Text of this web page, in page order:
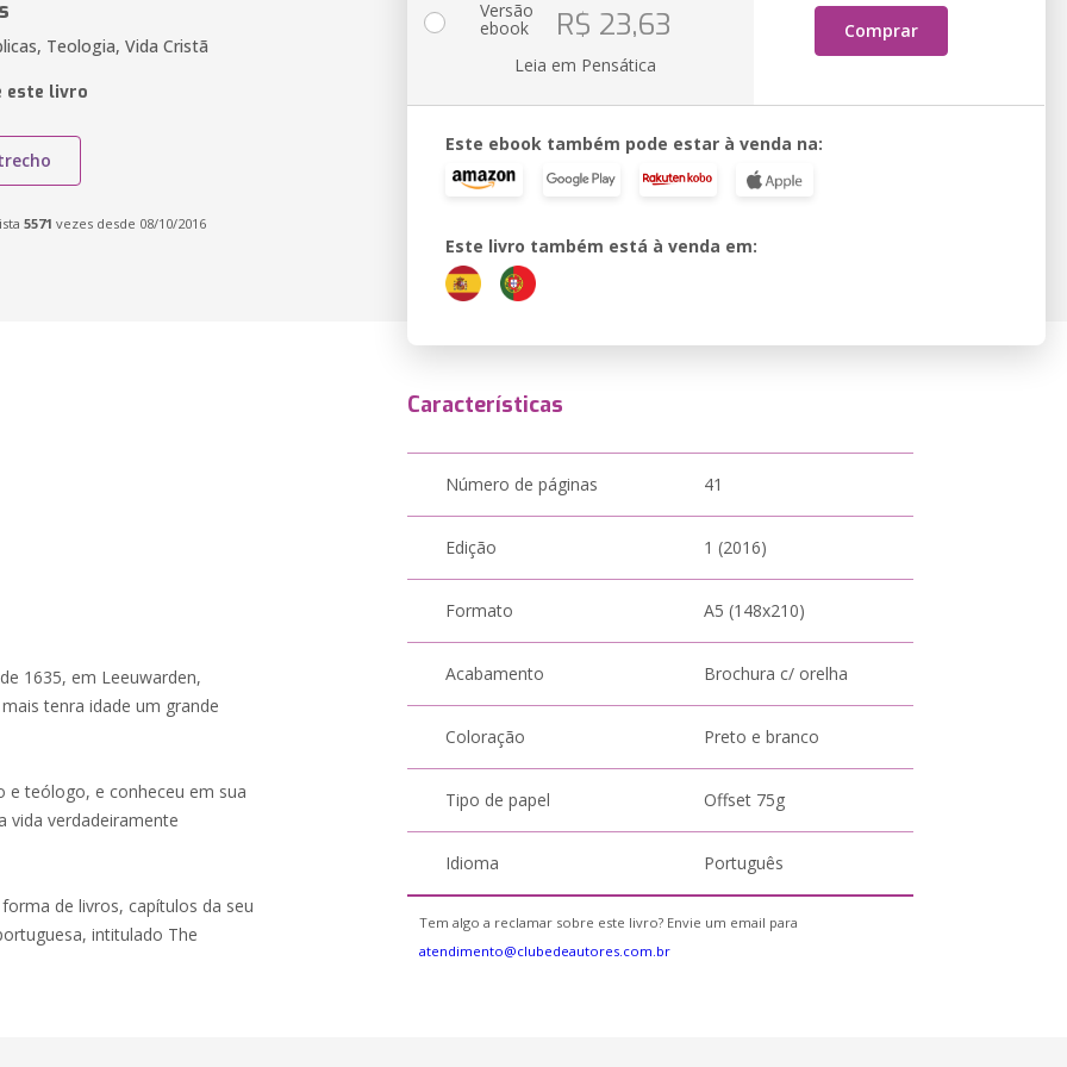
Teologia, Vida Cristã
este livro
5571 vezes desde 08/10/2016
Comprar
Versão
ebook R$ 23,63
Leia em Pensática
Este ebook também pode estar à venda na:
Este livro também está à venda em:
1635, em Leeuwarden,
tenra idade um grande
e teólogo, e conheceu em sua
vida verdadeiramente
de livros, capítulos da seu
intitulado The
Características
Número de páginas 41
Edição 1 (2016)
Formato A5 (148x210)
Acabamento Brochura c/ orelha
Coloração Preto e branco
Tipo de papel Offset 75g
Idioma Português
Tem algo a reclamar sobre este livro? Envie um email para
atendimento@clubedeautores.com.br